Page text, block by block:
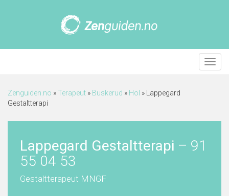
Meny
Zenguiden.no »Terapeut » Buskerud » Hol »
Lappegard
Gestaltterapi
Lappegard Gestaltterapi – 91
55 04 53
Gestaltterapeut MNGF